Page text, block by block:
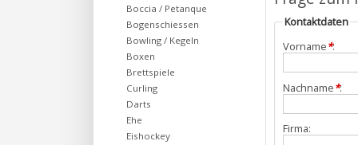
Kontaktdaten
Vorname*:
Nachname*:
Firma:
Boccia / Petanque
Bogenschiessen
Bowling / Kegeln
Boxen
Brettspiele
Curling
Darts
Ehe
Eishockey